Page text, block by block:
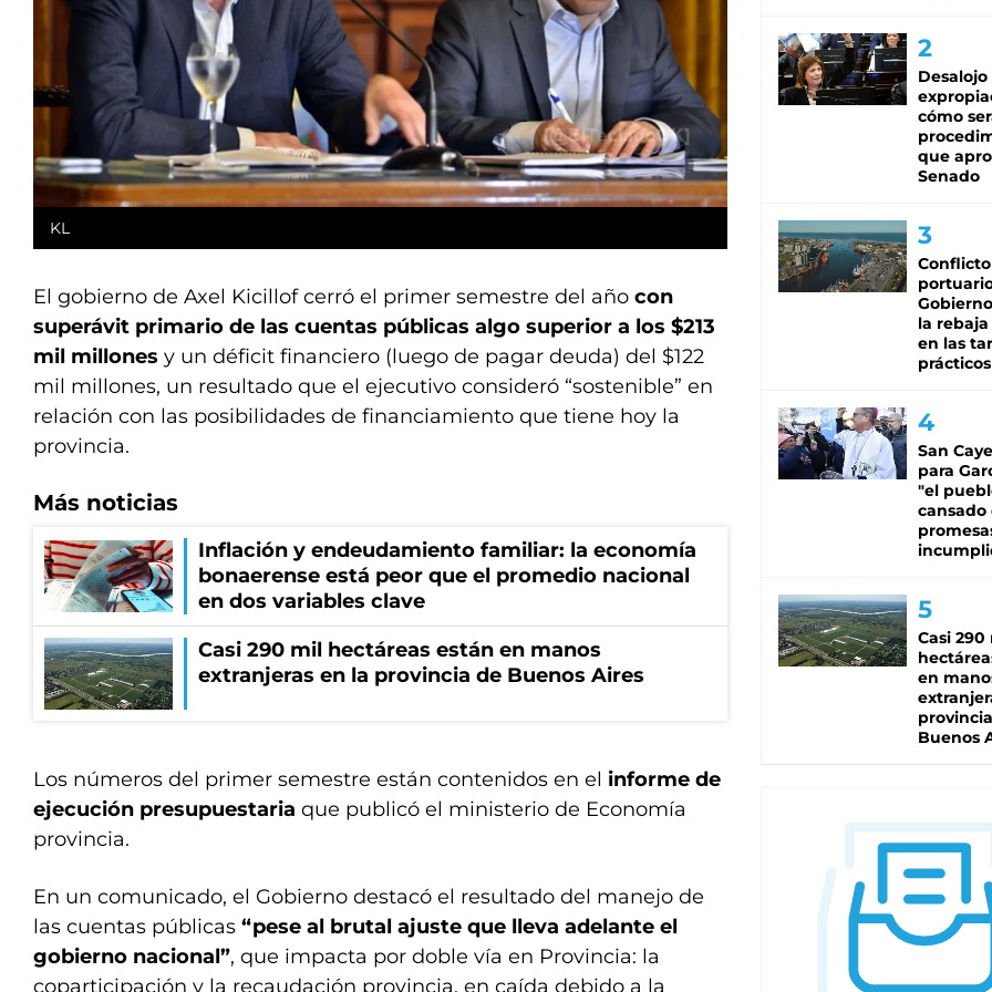
KL
El gobierno de Axel Kicillof cerró el primer semestre del año con
superávit primario de las cuentas públicas algo superior a los $213
mil millones y un déficit financiero (luego de pagar deuda) del $122
mil millones, un resultado que el ejecutivo consideró “sostenible” en
relación con las posibilidades de financiamiento que tiene hoy la
provincia.
Más noticias
Inflación y endeudamiento familiar: la economía
bonaerense está peor que el promedio nacional
en dos variables clave
Casi 290 mil hectáreas están en manos
extranjeras en la provincia de Buenos Aires
Los números del primer semestre están contenidos en el informe de
ejecución presupuestaria que publicó el ministerio de Economía
provincia.
En un comunicado, el Gobierno destacó el resultado del manejo de
las cuentas públicas “pese al brutal ajuste que lleva adelante el
gobierno nacional”, que impacta por doble vía en Provincia: la
coparticipación y la recaudación provincia, en caída debido a la
cómo
que
Senado
Conflicto
la rebaja
en las
prácticos
San
para
"el
cansado
Casi 290
en
Buenos